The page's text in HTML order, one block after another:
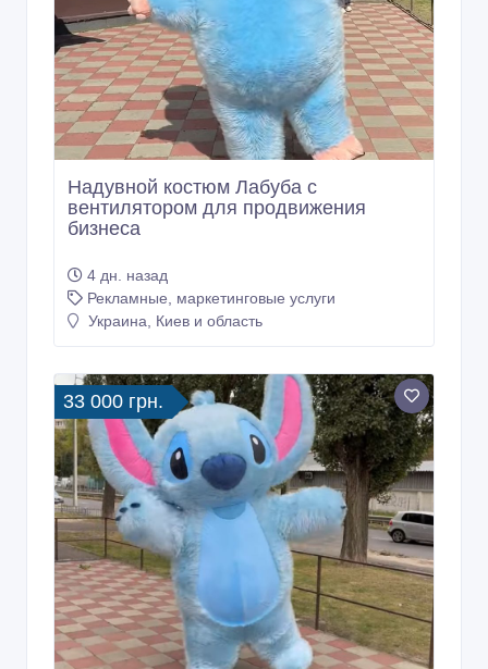
Надувной костюм Лабуба с
вентилятором для продвижения
бизнеса
4 дн. назад
Рекламные, маркетинговые услуги
Украина, Киев и область
33 000 грн.